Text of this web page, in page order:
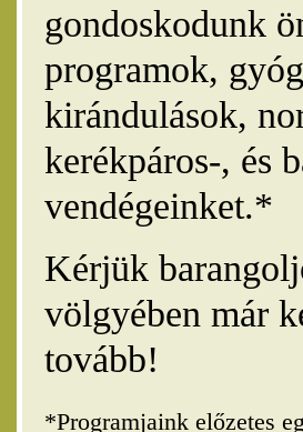
gondoskodunk
programok,
kirándulások,
kerékpáros-, és
vendégeinket.*
Kérjük
völgyében már
tovább!
*Programjaink előzetes